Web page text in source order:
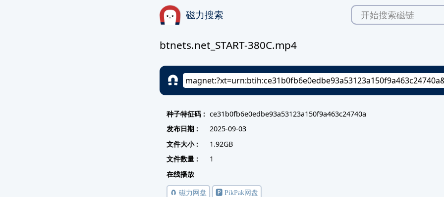
磁力搜索
btnets.net_START-380C.mp4
种子特征码 : ce31b0fb6e0edbe93a53123a150f9a463c24740a
发布日期 :
2025-09-03
文件大小 :
1.92GB
文件数量 :
1
在线播放
🧲 磁力网盘 🅿️ PikPak网盘